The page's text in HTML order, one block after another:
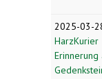
2025-03-
HarzKurier